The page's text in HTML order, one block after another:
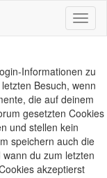
Informationen zu
Besuch, wenn
die auf deinem
gesetzten Cookies
und stellen kein
speichern auch die
du zum letzten
akzeptierst